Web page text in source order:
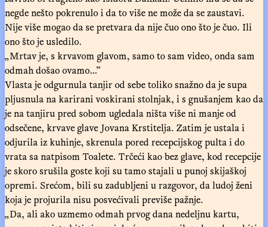
negde nešto pokrenulo i da to više ne može da se zaustavi.
Nije više mogao da se pretvara da nije čuo ono što je čuo. Ili
ono što je usledilo.
„Mrtav je, s krvavom glavom, samo to sam video, onda sam
odmah došao ovamo...”
Vlasta je odgurnula tanjir od sebe toliko snažno da je supa
pljusnula na karirani voskirani stolnjak, i s gnušanjem kao da
je na tanjiru pred sobom ugledala ništa više ni manje od
odsečene, krvave glave Jovana Krstitelja. Zatim je ustala i
odjurila iz kuhinje, skrenula pored recepcijskog pulta i do
vrata sa natpisom Toalete. Trčeći kao bez glave, kod recepcije
je skoro srušila goste koji su tamo stajali u punoj skijaškoj
opremi. Srećom, bili su zadubljeni u razgovor, da ludoj ženi
koja je projurila nisu posvećivali previše pažnje.
„Da, ali ako uzmemo odmah prvog dana nedeljnu kartu,